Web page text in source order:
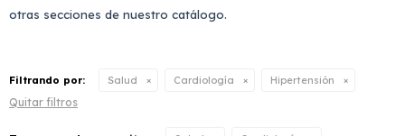
otras secciones de nuestro catálogo.
Filtrando por: Salud Cardiología Hipertensión
Quitar filtros